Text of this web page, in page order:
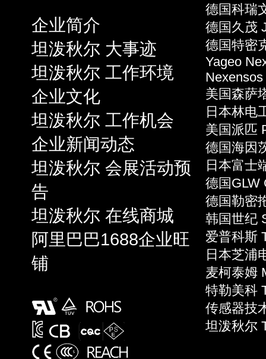
企业简介
坦泼秋尔 大事迹
坦泼秋尔 工作环境
企业文化
坦泼秋尔 工作机会
企业新闻动态
坦泼秋尔 会展活动预
告
坦泼秋尔 在线商城
阿里巴巴1688企业旺
铺
德国科瑞
德国久茂
德国特密
Yageo
Nexensos
美国森萨
日本林电
美国派匹
德国海因
日本富士
德国GLW
德国勒密
韩国世纪
爱普科斯
日本芝浦
麦柯泰姆
特勒美科
传感器技
坦泼秋尔